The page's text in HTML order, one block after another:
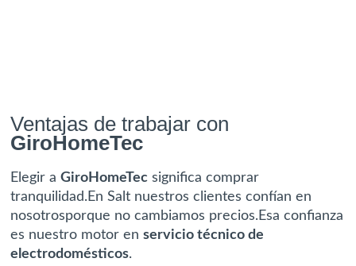
Ventajas de trabajar con
GiroHomeTec
Elegir aGiroHomeTec significa comprar
tranquilidad.En Salt nuestros clientes confían en
nosotrosporque no cambiamos precios.Esa confianza
es nuestro motor enservicio técnico de
electrodomésticos.